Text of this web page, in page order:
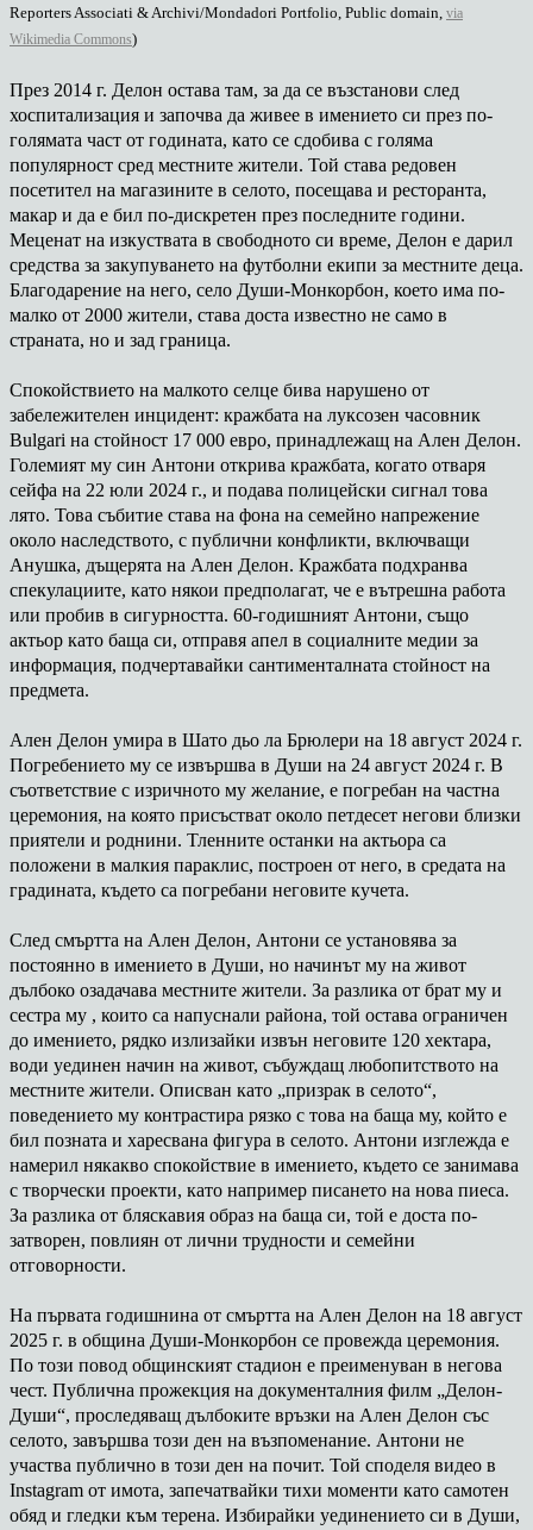
Reporters Associati & Archivi/Mondadori Portfolio, Public domain, via
Wikimedia Commons)
През 2014 г. Делон остава там, за да се възстанови след
хоспитализация и започва да живее в имението си през по-
голямата част от годината, като се сдобива с голяма
популярност сред местните жители. Той става редовен
посетител на магазините в селото, посещава и ресторанта,
макар и да е бил по-дискретен през последните години.
Меценат на изкуствата в свободното си време, Делон е дарил
средства за закупуването на футболни екипи за местните деца.
Благодарение на него, село Души-Монкорбон, което има по-
малко от 2000 жители, става доста известно не само в
страната, но и зад граница.
Спокойствието на малкото селце бива нарушено от
забележителен инцидент: кражбата на луксозен часовник
Bulgari на стойност 17 000 евро, принадлежащ на Ален Делон.
Големият му син Антони открива кражбата, когато отваря
сейфа на 22 юли 2024 г., и подава полицейски сигнал това
лято. Това събитие става на фона на семейно напрежение
около наследството, с публични конфликти, включващи
Анушка, дъщерята на Ален Делон. Кражбата подхранва
спекулациите, като някои предполагат, че е вътрешна работа
или пробив в сигурността. 60-годишният Антони, също
актьор като баща си, отправя апел в социалните медии за
информация, подчертавайки сантименталната стойност на
предмета.
Ален Делон умира в Шато дьо ла Брюлери на 18 август 2024 г.
Погребението му се извършва в Души на 24 август 2024 г. В
съответствие с изричното му желание, е погребан на частна
церемония, на която присъстват около петдесет негови близки
приятели и роднини. Тленните останки на актьора са
положени в малкия параклис, построен от него, в средата на
градината, където са погребани неговите кучета.
След смъртта на Ален Делон, Антони се установява за
постоянно в имението в Души, но начинът му на живот
дълбоко озадачава местните жители. За разлика от брат му и
сестра му , които са напуснали района, той остава ограничен
до имението, рядко излизайки извън неговите 120 хектара,
води уединен начин на живот, събуждащ любопитството на
местните жители. Описван като „призрак в селото“,
поведението му контрастира рязко с това на баща му, който е
бил позната и харесвана фигура в селото. Антони изглежда е
намерил някакво спокойствие в имението, където се занимава
с творчески проекти, като например писането на нова пиеса.
За разлика от бляскавия образ на баща си, той е доста по-
затворен, повлиян от лични трудности и семейни
отговорности.
На първата годишнина от смъртта на Ален Делон на 18 август
2025 г. в община Души-Монкорбон се провежда церемония.
По този повод общинският стадион е преименуван в негова
чест. Публична прожекция на документалния филм „Делон-
Души“, проследяващ дълбоките връзки на Ален Делон със
селото, завършва този ден на възпоменание. Антони не
участва публично в този ден на почит. Той споделя видео в
Instagram от имота, запечатвайки тихи моменти като самотен
обяд и гледки към терена. Избирайки уединението си в Души,